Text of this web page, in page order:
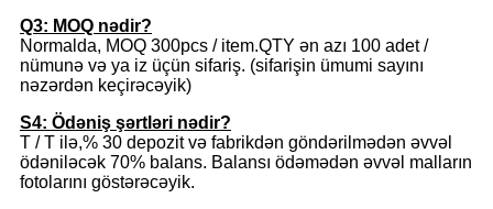
Q3: MOQ nədir?
Normalda, MOQ 300pcs / item.QTY ən azı 100 adet /
nümunə və ya iz üçün sifariş. (sifarişin ümumi sayını
nəzərdən keçirəcəyik)
S4: Ödəniş şərtləri nədir?
T / T ilə,% 30 depozit və fabrikdən göndərilmədən əvvəl
ödəniləcək 70% balans. Balansı ödəmədən əvvəl malların
fotolarını göstərəcəyik.